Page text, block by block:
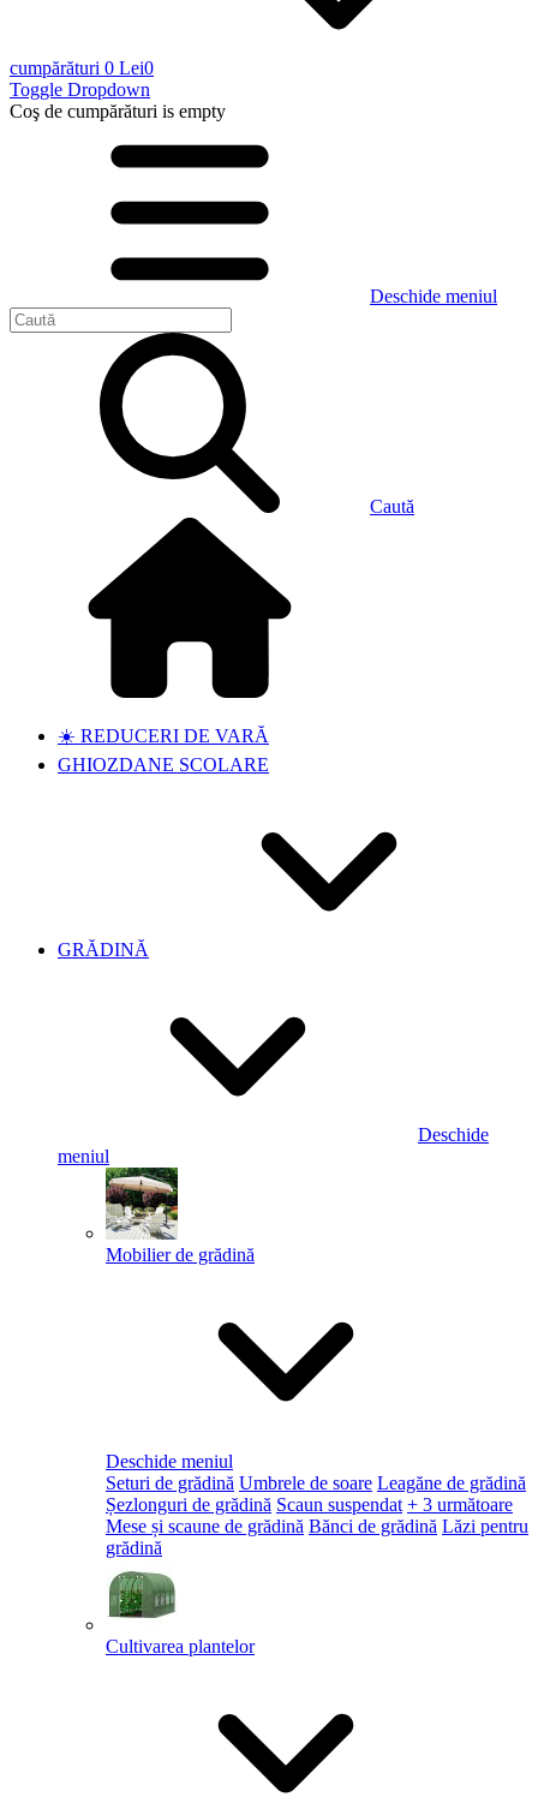
cumpărături 0 Lei0
Toggle Dropdown
Coş de cumpărături is empty
Deschide meniul
Caută
☀️ REDUCERI DE VARĂ
GHIOZDANE SCOLARE
GRĂDINĂ
Deschide
meniul
Mobilier de grădină
Deschide meniul
Seturi de grădină Umbrele de soare Leagăne de grădină
Șezlonguri de grădină Scaun suspendat + 3 următoare
Mese și scaune de grădină Bănci de grădină Lăzi pentru
grădină
Cultivarea plantelor